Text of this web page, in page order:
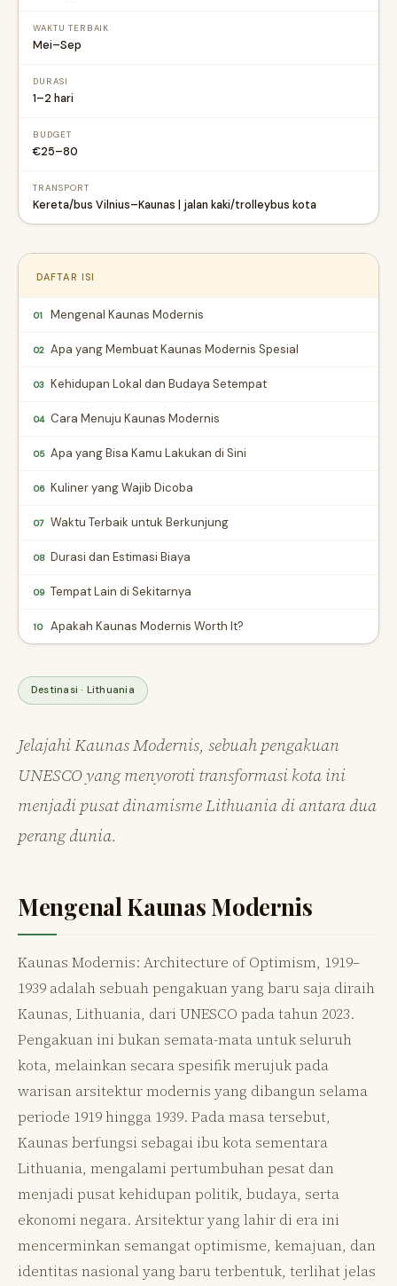
WAKTU TERBAIK
Mei–Sep
DURASI
1–2 hari
BUDGET
€25–80
TRANSPORT
Kereta/bus Vilnius–Kaunas | jalan kaki/trolleybus kota
DAFTAR ISI
01 Mengenal Kaunas Modernis
02 Apa yang Membuat Kaunas Modernis Spesial
03 Kehidupan Lokal dan Budaya Setempat
04 Cara Menuju Kaunas Modernis
05 Apa yang Bisa Kamu Lakukan di Sini
06 Kuliner yang Wajib Dicoba
07 Waktu Terbaik untuk Berkunjung
08 Durasi dan Estimasi Biaya
09 Tempat Lain di Sekitarnya
10 Apakah Kaunas Modernis Worth It?
Destinasi · Lithuania
Jelajahi Kaunas Modernis, sebuah pengakuan
UNESCO yang menyoroti transformasi kota ini
menjadi pusat dinamisme Lithuania di antara dua
perang dunia.
Mengenal Kaunas Modernis
Kaunas Modernis: Architecture of Optimism, 1919–
1939 adalah sebuah pengakuan yang baru saja diraih
Kaunas, Lithuania, dari UNESCO pada tahun 2023.
Pengakuan ini bukan semata-mata untuk seluruh
kota, melainkan secara spesifik merujuk pada
warisan arsitektur modernis yang dibangun selama
periode 1919 hingga 1939. Pada masa tersebut,
Kaunas berfungsi sebagai ibu kota sementara
Lithuania, mengalami pertumbuhan pesat dan
menjadi pusat kehidupan politik, budaya, serta
ekonomi negara. Arsitektur yang lahir di era ini
mencerminkan semangat optimisme, kemajuan, dan
identitas nasional yang baru terbentuk, terlihat jelas